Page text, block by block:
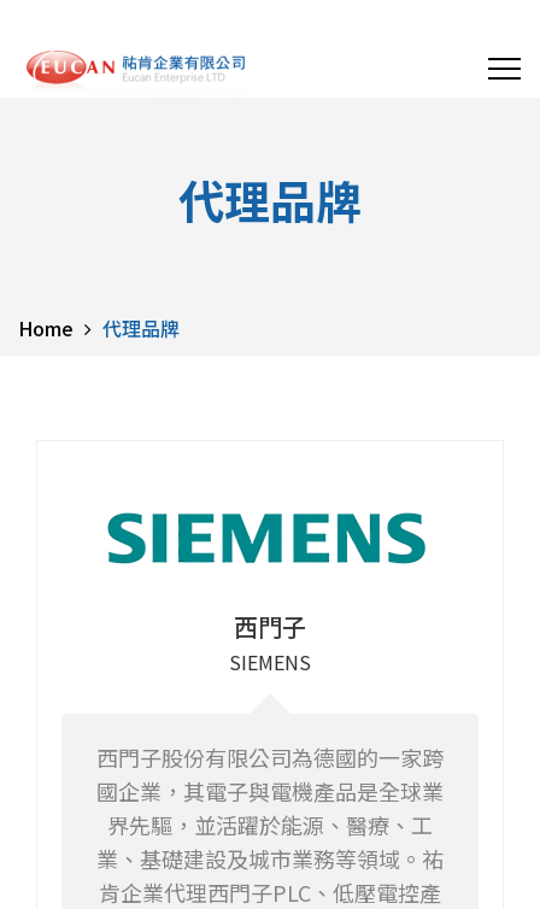
代理品牌
Home 代理品牌
西門子
SIEMENS
西門子股份有限公司為德國的一家跨
國企業，其電子與電機產品是全球業
界先驅，並活躍於能源、醫療、工
業、基礎建設及城市業務等領域。祐
肯企業代理西門子PLC、低壓電控產